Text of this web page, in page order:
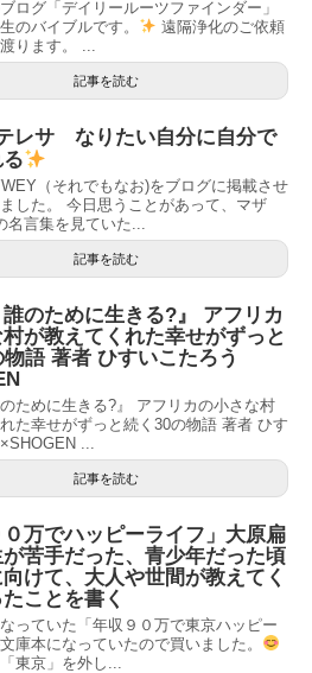
ログ「デイリールーツファインダー」
のバイブルです。
遠隔浄化のご依頼
ります。 ...
記事を読む
レサ なりたい自分に自分で
（それでもなお)をブログに掲載させ
した。 今日思うことがあって、マザ
名言集を見ていた...
記事を読む
誰のために生きる?』 アフリカ
が教えてくれた幸せがずっと
語 著者 ひすいこたろう
のために生きる?』 アフリカの小さな村
た幸せがずっと続く30の物語 著者 ひす
...
記事を読む
０万でハッピーライフ」大原扁
苦手だった、青少年だった頃
けて、大人や世間が教えてく
ことを書く
っていた「年収９０万で東京ハッピー
庫本になっていたので買いました。
東京」を外し...